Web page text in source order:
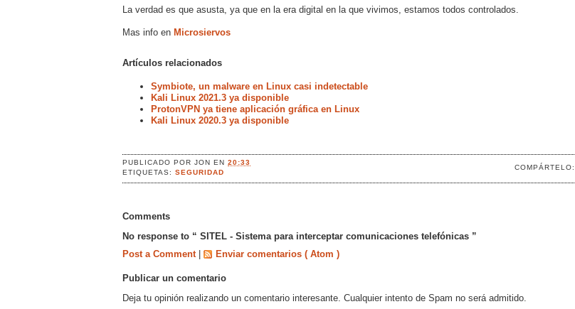
La verdad es que asusta, ya que en la era digital en la que vivimos, estamos todos controlados.
Mas info en Microsiervos
Artículos relacionados
Symbiote, un malware en Linux casi indetectable
Kali Linux 2021.3 ya disponible
ProtonVPN ya tiene aplicación gráfica en Linux
Kali Linux 2020.3 ya disponible
PUBLICADO PORJONEN20:33
COMPÁRTELO:
ETIQUETAS:SEGURIDAD
Comments
No response to “ SITEL - Sistema para interceptar comunicaciones telefónicas ”
Post a Comment
Enviar comentarios ( Atom )
Publicar un comentario
Deja tu opinión realizando un comentario interesante. Cualquier intento de Spam no será admitido.